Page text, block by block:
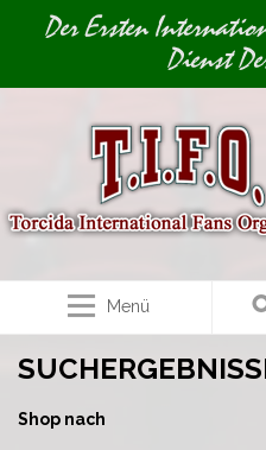
Image 01Der Ersten
Dienst
Menü
Shop nach